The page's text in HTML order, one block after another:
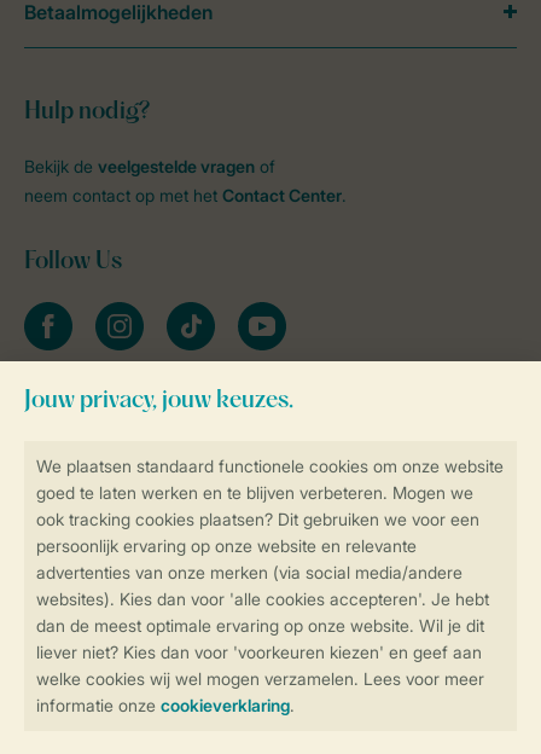
Controle over jouw gegevens &
Veilig en snel online boeken
Veilige gegevensoverdracht
Veilige betaling
Hulp nodig?
Bekijk de veelgestelde vragen of
neem contact op met het Contact Center.
Follow Us
facebookinstagramtiktok youtube
Blijf op de hoogte
Betaalmogelijkheden